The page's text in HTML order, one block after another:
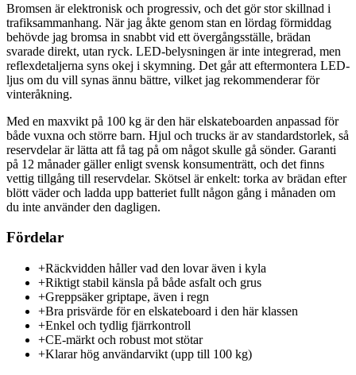
Bromsen är elektronisk och progressiv, och det gör stor skillnad i
trafiksammanhang. När jag åkte genom stan en lördag förmiddag
behövde jag bromsa in snabbt vid ett övergångsställe, brädan
svarade direkt, utan ryck. LED-belysningen är inte integrerad, men
reflexdetaljerna syns okej i skymning. Det går att eftermontera LED-
ljus om du vill synas ännu bättre, vilket jag rekommenderar för
vinteråkning.
Med en maxvikt på 100 kg är den här elskateboarden anpassad för
både vuxna och större barn. Hjul och trucks är av standardstorlek, så
reservdelar är lätta att få tag på om något skulle gå sönder. Garanti
på 12 månader gäller enligt svensk konsumenträtt, och det finns
vettig tillgång till reservdelar. Skötsel är enkelt: torka av brädan efter
blött väder och ladda upp batteriet fullt någon gång i månaden om
du inte använder den dagligen.
Fördelar
+Räckvidden håller vad den lovar även i kyla
+Riktigt stabil känsla på både asfalt och grus
+Greppsäker griptape, även i regn
+Bra prisvärde för en elskateboard i den här klassen
+Enkel och tydlig fjärrkontroll
+CE-märkt och robust mot stötar
+Klarar hög användarvikt (upp till 100 kg)